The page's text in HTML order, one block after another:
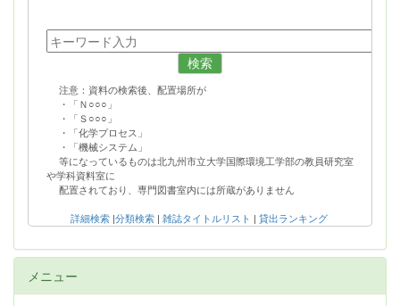
検索
注意：資料の検索後、配置場所が
・「Ｎ○○○」
・「Ｓ○○○」
・「化学プロセス」
・「機械システム」
等になっているものは北九州市立大学国際環境工学部の教員研究室
や学科資料室に
配置されており、専門図書室内には所蔵がありません
詳細検索|分類検索| 雑誌タイトルリスト | 貸出ランキング
メニュー